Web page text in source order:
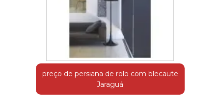
preço de persiana de rolo com blecaute
Jaraguá